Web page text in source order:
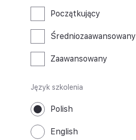
Początkujący
Średniozaawansowany
Zaawansowany
Język szkolenia
Polish
English